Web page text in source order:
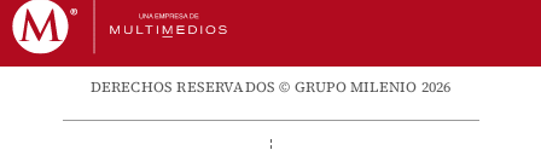
DERECHOS RESERVADOS © GRUPO MILENIO 2026